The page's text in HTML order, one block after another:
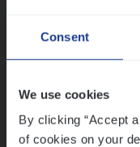
Consent
We use cookies
By clicking “Accept
of cookies on your
Ons